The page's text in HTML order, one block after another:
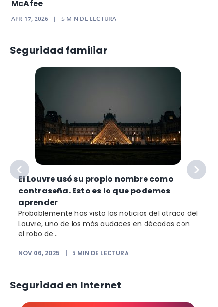
McAfee
APR 17, 2026 |5 MIN DE LECTURA
Seguridad familiar
El Louvre usó su propio nombre como
contraseña. Esto es lo que podemos
aprender
Probablemente has visto las noticias del atraco del
Louvre, uno de los más audaces en décadas con
el robo de...
NOV 06, 2025 5 MIN DE LECTURA
Seguridad en Internet